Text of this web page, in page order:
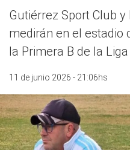
Gutiérrez Sport Club
medirán en el estadio
la Primera B de la
11 de junio 2026 - 21:06hs